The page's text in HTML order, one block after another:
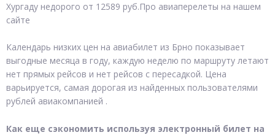
Хургаду недорого от 12589 руб.Про авиаперелеты на нашем
сайте
Календарь низких цен на авиабилет из Брно показывает
выгодные месяца в году, каждую неделю по маршруту летают
нет прямых рейсов и нет рейсов с пересадкой. Цена
варьируется, самая дорогая из найденных пользователями
рублей авиакомпанией .
Как еще сэкономить используя электронный билет на